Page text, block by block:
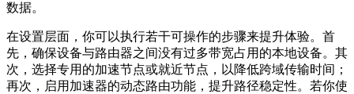
数据。
在设置层面，你可以执行若干可操作的步骤来提升体验。首
先，确保设备与路由器之间没有过多带宽占用的本地设备。其
次，选择专用的加速节点或就近节点，以降低跨域传输时间；
再次，启用加速器的动态路由功能，提升路径稳定性。若你使